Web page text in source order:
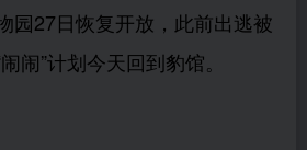
园27日恢复开放，此前出逃被
闹”计划今天回到豹馆。